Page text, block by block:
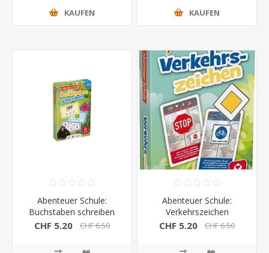
KAUFEN KAUFEN
Abenteuer Schule:
Buchstaben schreiben
CHF 5.20 CHF 6.50
Abenteuer Schule:
Verkehrszeichen
CHF 5.20 CHF 6.50